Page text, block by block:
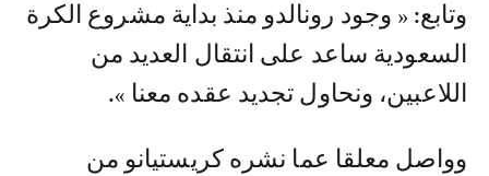
وتابع: « وجود رونالدو منذ بداية مشروع الكرة
السعودية ساعد على انتقال العديد من
اللاعبين، ونحاول تجديد عقده معنا ».
وواصل معلقا عما نشره كريستيانو من